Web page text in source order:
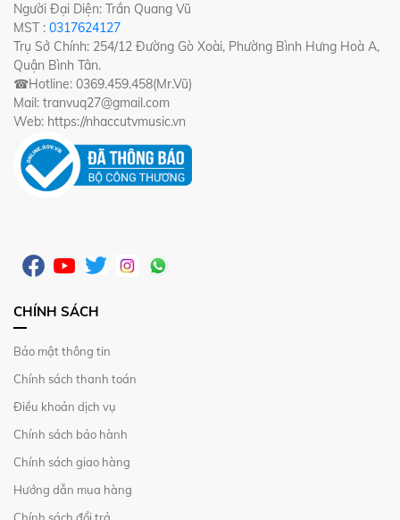
Người Đại Diện: Trần Quang Vũ
MST : 0317624127
Trụ Sở Chính: 254/12 Đường Gò Xoài, Phường Bình Hưng Hoà A,
Quận Bình Tân.
☎Hotline: 0369.459.458(Mr.Vũ)
Mail: tranvuq27@gmail.com
Web: https://nhaccutvmusic.vn
CHÍNH SÁCH
Bảo mật thông tin
Chính sách thanh toán
Điều khoản dịch vụ
Chính sách bảo hành
Chính sách giao hàng
Hướng dẫn mua hàng
Chính sách đổi trả